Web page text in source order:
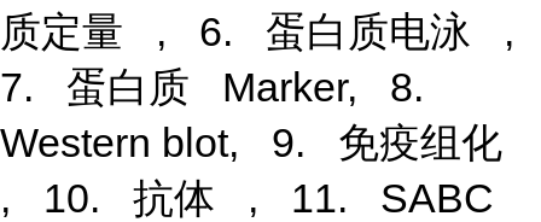
质定量 , 6. 蛋白质电泳 ,
7. 蛋白质 Marker, 8.
Western blot, 9. 免疫组化
, 10. 抗体 , 11. SABC